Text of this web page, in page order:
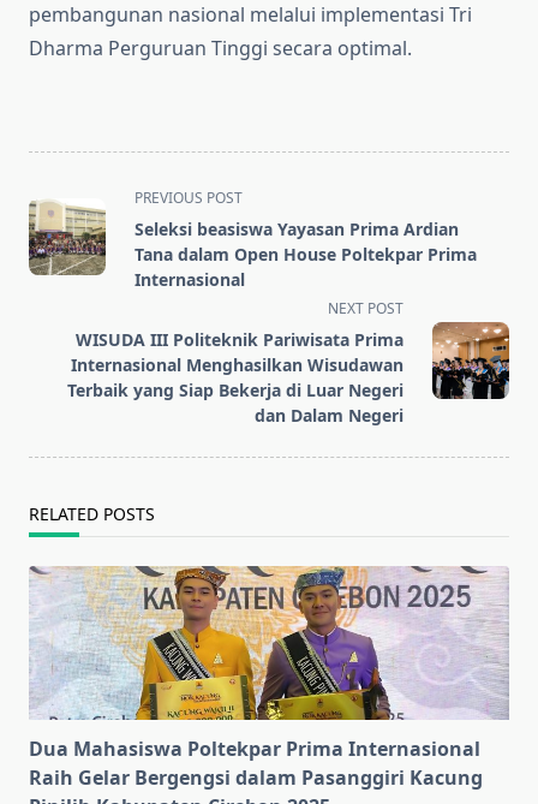
pembangunan nasional melalui implementasi Tri
Dharma Perguruan Tinggi secara optimal.
<span
class="nav-
subtitle
screen-
text">Page</span>
PREVIOUS POST
Seleksi beasiswa Yayasan Prima Ardian
Tana dalam Open House Poltekpar Prima
Internasional
NEXT POST
WISUDA III Politeknik Pariwisata Prima
Internasional Menghasilkan Wisudawan
Terbaik yang Siap Bekerja di Luar Negeri
dan Dalam Negeri
RELATED POSTS
Dua Mahasiswa Poltekpar Prima Internasional
Raih Gelar Bergengsi dalam Pasanggiri Kacung